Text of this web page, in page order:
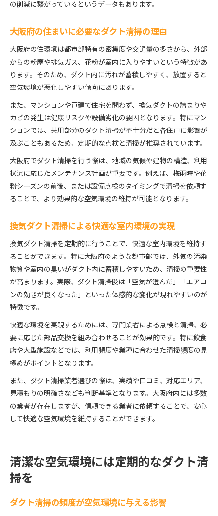
の削減に繋がっているというデータもあります。
大阪府の住まいに必要なダクト清掃の理由
大阪府の住環境は都市部特有の密集度や交通量の多さから、外部
からの粉塵や排気ガス、花粉が室内に入りやすいという特徴があ
ります。そのため、ダクト内に汚れが蓄積しやすく、放置すると
空気環境が悪化しやすい傾向にあります。
また、マンションや戸建て住宅を問わず、換気ダクトの詰まりや
カビの発生は健康リスクや設備劣化の要因となります。特にマン
ションでは、共用部分のダクト清掃が不十分だと各住戸に影響が
及ぶこともあるため、定期的な点検と清掃が推奨されています。
大阪府でダクト清掃を行う際は、地域の気候や建物の構造、利用
状況に応じたメンテナンス計画が重要です。例えば、梅雨時や花
粉シーズンの前後、または設備点検のタイミングで清掃を依頼す
ることで、より効果的な空気環境の維持が可能となります。
換気ダクト清掃による快適な室内環境の実現
換気ダクト清掃を定期的に行うことで、快適な室内環境を維持す
ることができます。特に大阪府のような都市部では、外気の汚染
物質や室内の臭いがダクト内に蓄積しやすいため、清掃の重要性
が高まります。実際、ダクト清掃後は「空気が澄んだ」「エアコ
ンの効きが良くなった」といった体感的な変化が現れやすいのが
特徴です。
快適な環境を実現するためには、専門業者による点検と清掃、必
要に応じた部品交換を組み合わせることが効果的です。特に飲食
店や大型施設などでは、利用頻度や業種に合わせた清掃頻度の見
極めがポイントとなります。
また、ダクト清掃業者選びの際は、実績や口コミ、対応エリア、
見積もりの明確さなども判断基準となります。大阪府内には多数
の業者が存在しますが、信頼できる業者に依頼することで、安心
して快適な空気環境を維持することができます。
清潔な空気環境には定期的なダクト清
掃を
ダクト清掃の頻度が空気環境に与える影響